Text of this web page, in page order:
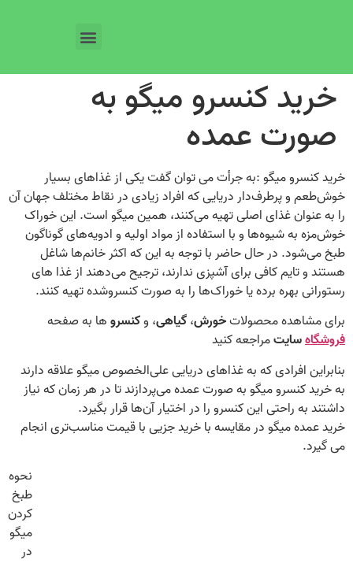
خرید کنسرو میگو به‌
صورت عمده
خرید کنسرو میگو :به جرأت می‌ توان گفت یکی از غذاهای بسیار
خوش‌طعم و پرطرف‌دار دریایی که افراد زیادی در نقاط مختلف جهان آن
را به‌ عنوان غذای اصلی تهیه می‌کنند، همین میگو است. این خوراک
خوش‌مزه به شیوه‌ها و با استفاده از مواد اولیه و ادویه‌های گوناگون
طبخ می‌شود. در حال‌ حاضر با توجه به این‌ که اکثر خانم‌ها شاغل
هستند و تایم کافی برای آشپزی ندارند، ترجیح می‌دهند از غذا های
رستورانی بهره برده یا خوراک‌ها را به‌ صورت کنسروشده تهیه کنند.
برای مشاهده محصولاتخورش،گیاهی، وکنسروها به صفحه
فروشگاهسایتمراجعه کنید
بنابراین افرادی که به غذاهای دریایی علی‌الخصوص میگو علاقه دارند
به خرید کنسرو میگو به‌ صورت عمده می‌پردازند تا در هر زمان که نیاز
داشتند به راحتی این کنسرو را در اختیار آن‌ها قرار بگیرد.
خرید عمده میگو در مقایسه با خرید جزیی با قیمت مناسب‌تری انجام
می گیرد.
نحوه
طبخ
کردن
میگو
در